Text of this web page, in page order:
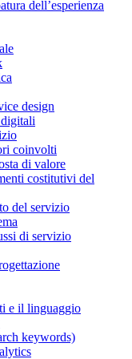
dell’esperienza
design
coinvolti
di valore
costitutivi del
del servizio
di servizio
e il linguaggio
keywords)